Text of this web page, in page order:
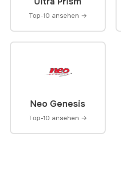
Top-10 ansehen →
Neo Genesis
Top-10 ansehen →